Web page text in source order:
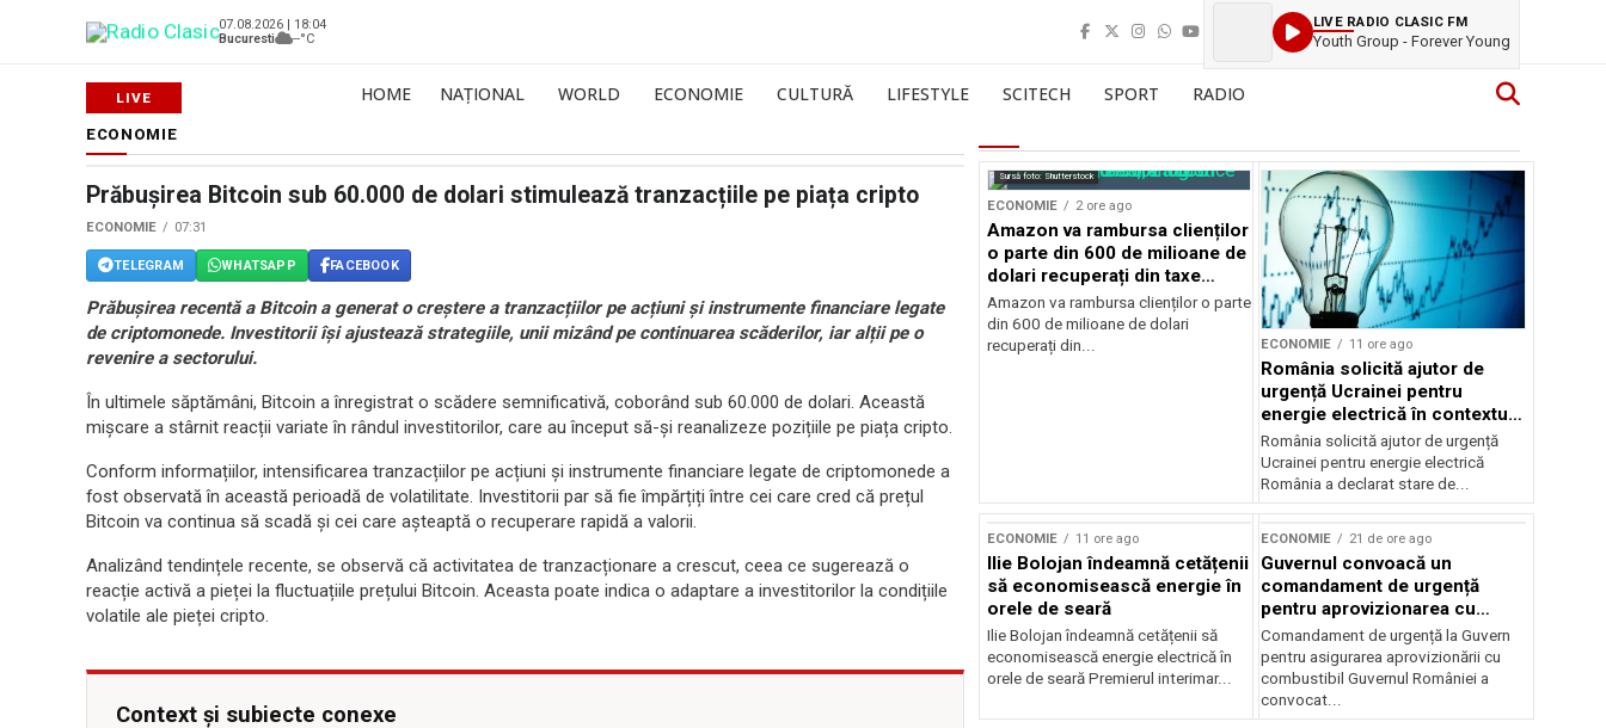
07.08.2026 | 18:04
Bucuresti
--°C
LIVE RADIO CLASIC FM
Youth Group - Forever Young
HOME NAȚIONAL WORLD ECONOMIE CULTURĂ LIFESTYLE SCITECH SPORT RADIO
ECONOMIE
Prăbușirea Bitcoin sub 60.000 de dolari stimulează tranzacțiile pe piața cripto
ECONOMIE 07:31
TELEGRAM WHATSAPP FACEBOOK
Prăbușirea recentă a Bitcoin a generat o creștere a tranzacțiilor pe acțiuni și instrumente financiare legate
de criptomonede. Investitorii își ajustează strategiile, unii mizând pe continuarea scăderilor, iar alții pe o
revenire a sectorului.
În ultimele săptămâni, Bitcoin a înregistrat o scădere semnificativă, coborând sub 60.000 de dolari. Această
mișcare a stârnit reacții variate în rândul investitorilor, care au început să-și reanalizeze pozițiile pe piața cripto.
Conform informațiilor, intensificarea tranzacțiilor pe acțiuni și instrumente financiare legate de criptomonede a
fost observată în această perioadă de volatilitate. Investitorii par să fie împărțiți între cei care cred că prețul
Bitcoin va continua să scadă și cei care așteaptă o recuperare rapidă a valorii.
Analizând tendințele recente, se observă că activitatea de tranzacționare a crescut, ceea ce sugerează o
reacție activă a pieței la fluctuațiile prețului Bitcoin. Aceasta poate indica o adaptare a investitorilor la condițiile
volatile ale pieței cripto.
Context și subiecte conexe
Sursă foto: Shutterstock
ECONOMIE 2 ore ago
Amazon va rambursa clienților
o parte din 600 de milioane de
dolari recuperați din taxe
vamale
Amazon va rambursa clienților o parte
din 600 de milioane de dolari
recuperați din...
ECONOMIE 11 ore ago
România solicită ajutor de
urgență Ucrainei pentru
energie electrică în contextul
crizei energetice
România solicită ajutor de urgență
Ucrainei pentru energie electrică
România a declarat stare de...
ECONOMIE 11 ore ago
Ilie Bolojan îndeamnă cetățenii
să economisească energie în
orele de seară
Ilie Bolojan îndeamnă cetățenii să
economisească energie electrică în
orele de seară Premierul interimar...
ECONOMIE 21 de ore ago
Guvernul convoacă un
comandament de urgență
pentru aprovizionarea cu
combustibil
Comandament de urgență la Guvern
pentru asigurarea aprovizionării cu
combustibil Guvernul României a
convocat...